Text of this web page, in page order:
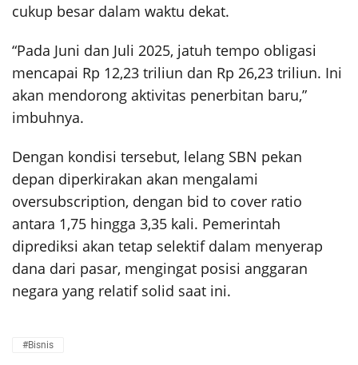
cukup besar dalam waktu dekat.
“Pada Juni dan Juli 2025, jatuh tempo obligasi
mencapai Rp 12,23 triliun dan Rp 26,23 triliun. Ini
akan mendorong aktivitas penerbitan baru,”
imbuhnya.
Dengan kondisi tersebut, lelang SBN pekan
depan diperkirakan akan mengalami
oversubscription, dengan bid to cover ratio
antara 1,75 hingga 3,35 kali. Pemerintah
diprediksi akan tetap selektif dalam menyerap
dana dari pasar, mengingat posisi anggaran
negara yang relatif solid saat ini.
#Bisnis